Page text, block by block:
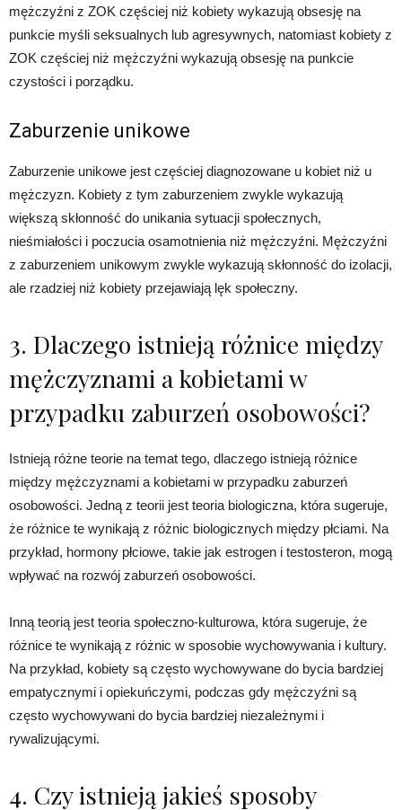
mężczyźni z ZOK częściej niż kobiety wykazują obsesję na
punkcie myśli seksualnych lub agresywnych, natomiast kobiety z
ZOK częściej niż mężczyźni wykazują obsesję na punkcie
czystości i porządku.
Zaburzenie unikowe
Zaburzenie unikowe jest częściej diagnozowane u kobiet niż u
mężczyzn. Kobiety z tym zaburzeniem zwykle wykazują
większą skłonność do unikania sytuacji społecznych,
nieśmiałości i poczucia osamotnienia niż mężczyźni. Mężczyźni
z zaburzeniem unikowym zwykle wykazują skłonność do izolacji,
ale rzadziej niż kobiety przejawiają lęk społeczny.
3. Dlaczego istnieją różnice między
mężczyznami a kobietami w
przypadku zaburzeń osobowości?
Istnieją różne teorie na temat tego, dlaczego istnieją różnice
między mężczyznami a kobietami w przypadku zaburzeń
osobowości. Jedną z teorii jest teoria biologiczna, która sugeruje,
że różnice te wynikają z różnic biologicznych między płciami. Na
przykład, hormony płciowe, takie jak estrogen i testosteron, mogą
wpływać na rozwój zaburzeń osobowości.
Inną teorią jest teoria społeczno-kulturowa, która sugeruje, że
różnice te wynikają z różnic w sposobie wychowywania i kultury.
Na przykład, kobiety są często wychowywane do bycia bardziej
empatycznymi i opiekuńczymi, podczas gdy mężczyźni są
często wychowywani do bycia bardziej niezależnymi i
rywalizującymi.
4. Czy istnieją jakieś sposoby